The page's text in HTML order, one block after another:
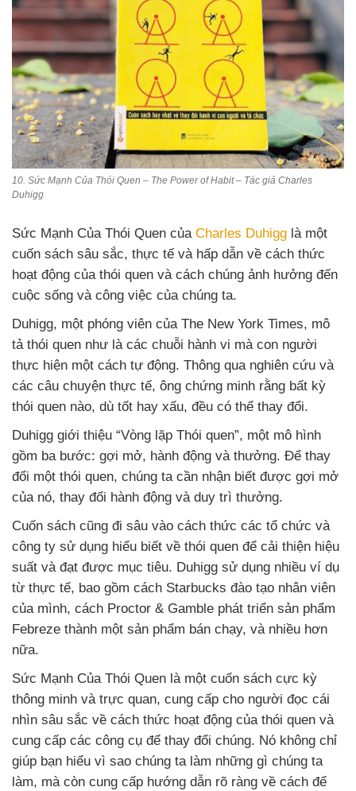
10. Sức Mạnh Của Thói Quen – The Power of Habit – Tác giả Charles
Duhigg
Sức Mạnh Của Thói Quen của Charles Duhigg là một
cuốn sách sâu sắc, thực tế và hấp dẫn về cách thức
hoạt động của thói quen và cách chúng ảnh hưởng đến
cuộc sống và công việc của chúng ta.
Duhigg, một phóng viên của The New York Times, mô
tả thói quen như là các chuỗi hành vi mà con người
thực hiện một cách tự động. Thông qua nghiên cứu và
các câu chuyện thực tế, ông chứng minh rằng bất kỳ
thói quen nào, dù tốt hay xấu, đều có thể thay đổi.
Duhigg giới thiệu “Vòng lặp Thói quen”, một mô hình
gồm ba bước: gợi mở, hành động và thưởng. Để thay
đổi một thói quen, chúng ta cần nhận biết được gợi mở
của nó, thay đổi hành động và duy trì thưởng.
Cuốn sách cũng đi sâu vào cách thức các tổ chức và
công ty sử dụng hiểu biết về thói quen để cải thiện hiệu
suất và đạt được mục tiêu. Duhigg sử dụng nhiều ví dụ
từ thực tế, bao gồm cách Starbucks đào tạo nhân viên
của mình, cách Proctor & Gamble phát triển sản phẩm
Febreze thành một sản phẩm bán chạy, và nhiều hơn
nữa.
Sức Mạnh Của Thói Quen là một cuốn sách cực kỳ
thông minh và trực quan, cung cấp cho người đọc cái
nhìn sâu sắc về cách thức hoạt động của thói quen và
cung cấp các công cụ để thay đổi chúng. Nó không chỉ
giúp bạn hiểu vì sao chúng ta làm những gì chúng ta
làm, mà còn cung cấp hướng dẫn rõ ràng về cách để